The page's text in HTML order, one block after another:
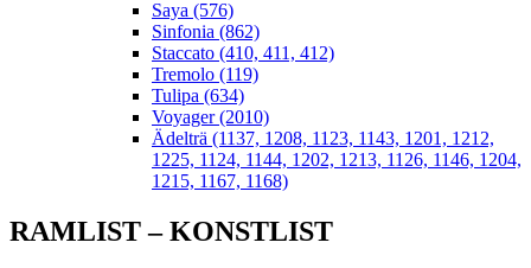
Saya (576)
Sinfonia (862)
Staccato (410, 411, 412)
Tremolo (119)
Tulipa (634)
Voyager (2010)
Ädelträ (1137, 1208, 1123, 1143, 1201, 1212,
1225, 1124, 1144, 1202, 1213, 1126, 1146, 1204,
1215, 1167, 1168)
RAMLIST – KONSTLIST